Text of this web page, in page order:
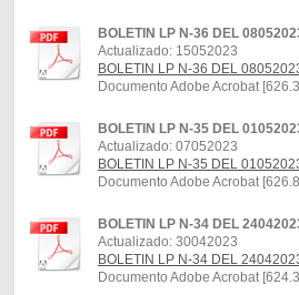
BOLETIN LP N-36 DEL
Actualizado: 15052023
BOLETIN LP N-36 DEL
Documento Adobe Acrobat
BOLETIN LP N-35 DEL
Actualizado: 07052023
BOLETIN LP N-35 DEL
Documento Adobe Acrobat
BOLETIN LP N-34 DEL
Actualizado: 30042023
BOLETIN LP N-34 DEL
Documento Adobe Acrobat